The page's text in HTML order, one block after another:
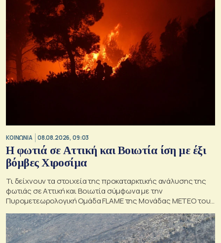
ΚΟΙΝΩΝΙΑ 08.08.2026, 09:03
Η φωτιά σε Αττική και Βοιωτία ίση με έξι
βόμβες Χιροσίμα
Τι δείχνουν τα στοιχεία της προκαταρκτικής ανάλυσης της
φωτιάς σε Αττική και Βοιωτία σύμφωνα με την
Πυρομετεωρολογική Ομάδα FLAME της Μονάδας ΜΕΤΕΟ του